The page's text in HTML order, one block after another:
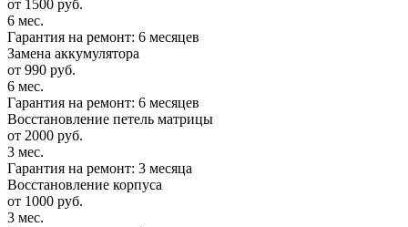
от 1500 руб.
6 мес.
Гарантия на ремонт: 6 месяцев
Замена аккумулятора
от 990 руб.
6 мес.
Гарантия на ремонт: 6 месяцев
Восстановление петель матрицы
от 2000 руб.
3 мес.
Гарантия на ремонт: 3 месяца
Восстановление корпуса
от 1000 руб.
3 мес.